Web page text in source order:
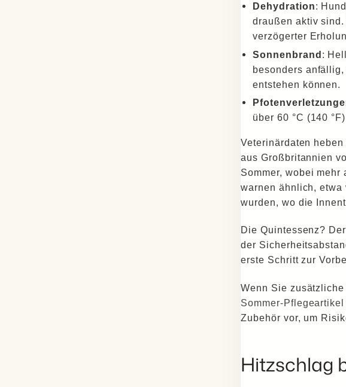
Dehydration:
draußen aktiv
verzögerter
Sonnenbrand:
besonders
entstehen können.
über 60 °C (140
Veterinärdaten
aus Großbritannien
Sommer, wobei
warnen ähnlich,
wurden, wo die
Die Quintessenz?
der
erste Schritt zur
Wenn Sie
Sommer-
Zubehör vor, um
Hitzschlag